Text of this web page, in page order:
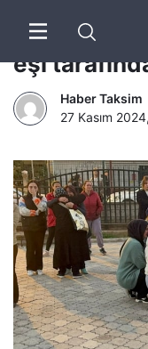
Antalya’da
eşi
Haber Taksim
27 Kasım